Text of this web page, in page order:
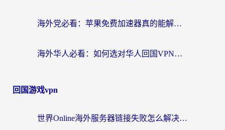
海外党必看：苹果免费加速器真的能解决回国访问难题吗？附实测对比与全平台方案
海外华人必看：如何选对华人回国VPN，无缝刷国内剧、玩手游？
回国游戏vpn
世界Online海外服务器链接失败怎么解决？告别卡顿延迟，海外玩国服游戏的正确打开方式